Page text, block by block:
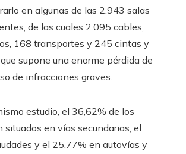
en algunas de las 2.943 salas
de las cuales 2.095 cables,
168 transportes y 245 cintas y
supone una enorme pérdida de
de infracciones graves.
estudio, el 36,62% de los
situados en vías secundarias, el
y el 25,77% en autovías y